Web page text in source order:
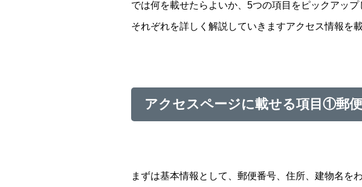
では何を載せたらよいか、5つの項目をピックアップ
それぞれを詳しく解説していきますアクセス情報を
アクセスページに載せる項目①郵
まずは基本情報として、郵便番号、住所、建物名を